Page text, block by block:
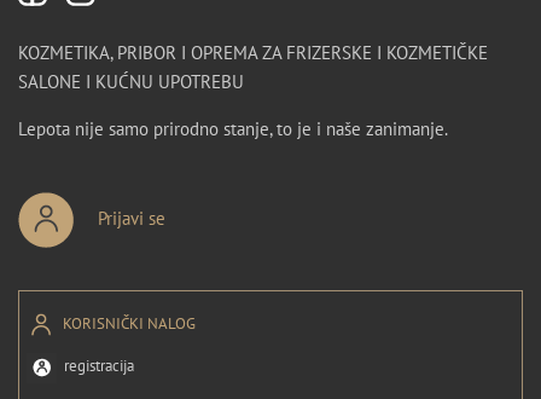
KOZMETIKA, PRIBOR I OPREMA ZA FRIZERSKE I KOZMETIČKE
SALONE I KUĆNU UPOTREBU
Lepota nije samo prirodno stanje, to je i naše zanimanje.
Prijavi se
KORISNIČKI NALOG
registracija